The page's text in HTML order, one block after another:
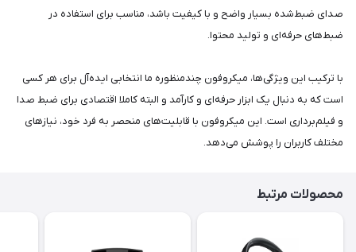
صدای ضبط‌شده بسیار واضح و با کیفیت باشد، مناسب برای استفاده در
ضبط‌های حرفه‌ای و تولید محتوا.
با ترکیب این ویژگی‌ها، میکروفون چندمنظوره ما انتخابی ایده‌آل برای هر کسی
است که به دنبال یک ابزار حرفه‌ای و کارآمد و البته کاملا اقتصادی برای ضبط صدا
و فیلم‌برداری است. این میکروفون با قابلیت‌های منحصر به فرد خود، نیازهای
مختلف کاربران را پوشش می‌دهد.
محصولات مرتبط